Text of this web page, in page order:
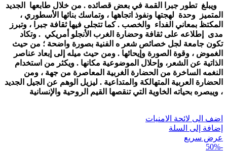
ويبلغ تطور جبرا القمة في بعض قصائده . من خلال طابعها الجديد
المتميز وحدة لهجتها ونفوذ اتجاهها ، وتماسك بنائها الأسطوري ،
المكتظ بمعاني الفداء والخصب . كما تتجلى فيها ثقافة جبرا ، وتبرز
مدى إطلاعه على ثقافة وحضارة الغرب الأنجلو أمريكي . وتكاد
تكون جامعة لجل خصائص شعر ه الفنية بصورة واضحة ؛ من حيث
الغموض ، وقوة الصورة وإيحائها . ومن حيث ميله إلى إبعاد عناصر
الذاتية عن الشعر، وإحلال الموضوعية مكانها . ويكثر من استخدام
النغمه الساخرة من الحضارة الغربية المعاصرة من جهة ، ومن
الحضارة العربية المتهالكة والمتداعية . ليزيل الوهم عن الجيل الجديد
، ويبصره بحياته الخاوية التي تنقصها القيم الروحية والإنسانية
اضف الى لائحة الامنيات
إضافة إلى السلة
عرض سريع
-50%